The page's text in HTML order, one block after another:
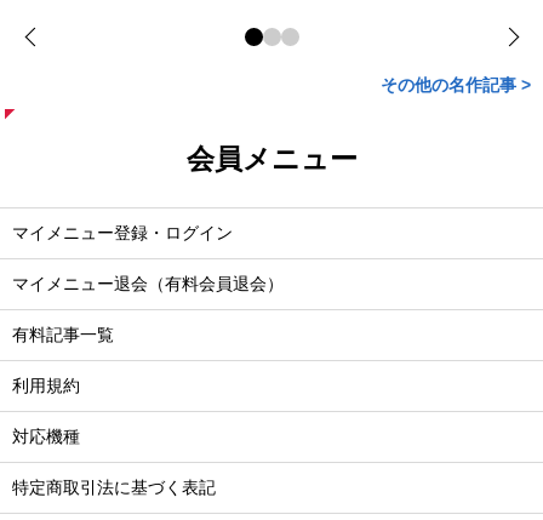
その他の名作記事 >
会員メニュー
マイメニュー登録・ログイン
マイメニュー退会（有料会員退会）
有料記事一覧
利用規約
対応機種
特定商取引法に基づく表記